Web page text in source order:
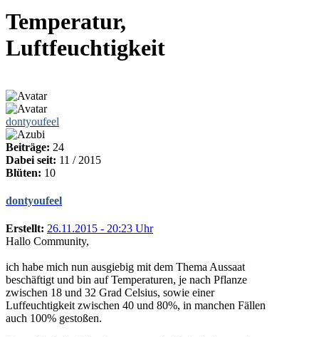
Temperatur,
Luftfeuchtigkeit
dontyoufeel
Beiträge: 24
Dabei seit: 11 / 2015
Blüten: 10
dontyoufeel
Erstellt: 26.11.2015 - 20:23 Uhr
Hallo Community,
ich habe mich nun ausgiebig mit dem Thema Aussaat
beschäftigt und bin auf Temperaturen, je nach Pflanze
zwischen 18 und 32 Grad Celsius, sowie einer
Luffeuchtigkeit zwischen 40 und 80%, in manchen Fällen
auch 100% gestoßen.